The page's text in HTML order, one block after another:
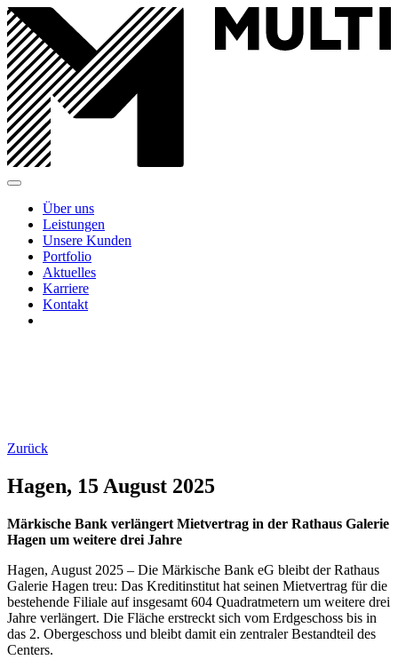
Über uns
Leistungen
Unsere Kunden
Portfolio
Aktuelles
Karriere
Kontakt
Zurück
Hagen, 15 August 2025
Märkische Bank verlängert Mietvertrag in der Rathaus Galerie
Hagen um weitere drei Jahre
Hagen, August 2025 – Die Märkische Bank eG bleibt der Rathaus
Galerie Hagen treu: Das Kreditinstitut hat seinen Mietvertrag für die
bestehende Filiale auf insgesamt 604 Quadratmetern um weitere drei
Jahre verlängert. Die Fläche erstreckt sich vom Erdgeschoss bis in
das 2. Obergeschoss und bleibt damit ein zentraler Bestandteil des
Centers.